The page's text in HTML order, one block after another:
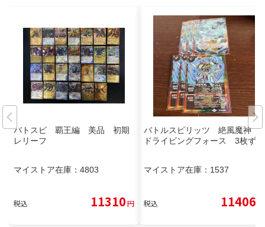
バトスピ 覇王編 美品 初期
レリーフ
マイストア在庫： 4803
税込 11310円
バトルスピリッツ 絶風魔神
ドライビングフォース 3枚ずつ
マイストア在庫： 1537
税込 11406